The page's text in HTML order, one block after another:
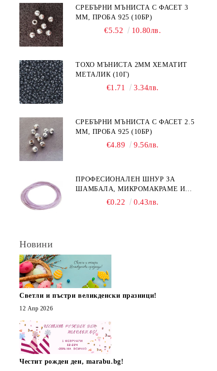
СРЕБЪРНИ МЪНИСТА С ФАСЕТ 3
ММ, ПРОБА 925 (10БР)
€5.52 10.80лв.
ТОХО МЪНИСТА 2ММ ХЕМАТИТ
МЕТАЛИК (10Г)
€1.71 3.34лв.
СРЕБЪРНИ МЪНИСТА С ФАСЕТ 2.5
ММ, ПРОБА 925 (10БР)
€4.89 9.56лв.
ПРОФЕСИОНАЛЕН ШНУР ЗА
ШАМБАЛА, МИКРОМАКРАМЕ И
ВЪЗЛИ,GRIFFIN, ЦВЯТ ЛЮЛЯК1ММ
€0.22 0.43лв.
Новини
Светли и пъстри великденски празници!
12 Апр 2026
Честит рожден ден, marabu.bg!